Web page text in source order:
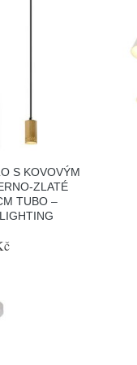
S KOVOVÝM
ZLATÉ
TUBO –